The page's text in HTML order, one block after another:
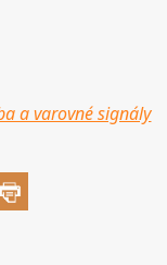
a varovné signály